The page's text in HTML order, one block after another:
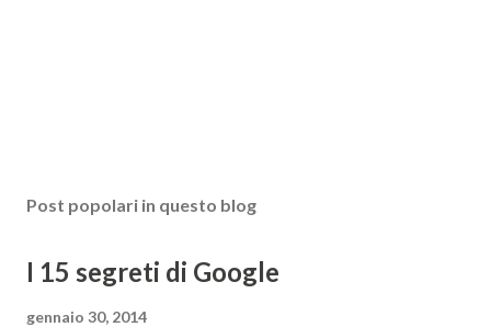
Post popolari in questo blog
I 15 segreti di Google
gennaio 30, 2014